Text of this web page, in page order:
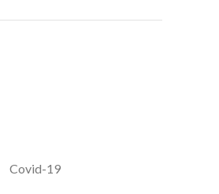
Covid-19